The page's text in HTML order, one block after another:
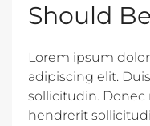
Should
Lorem ipsum
adipiscing elit.
sollicitudin.
hendrerit